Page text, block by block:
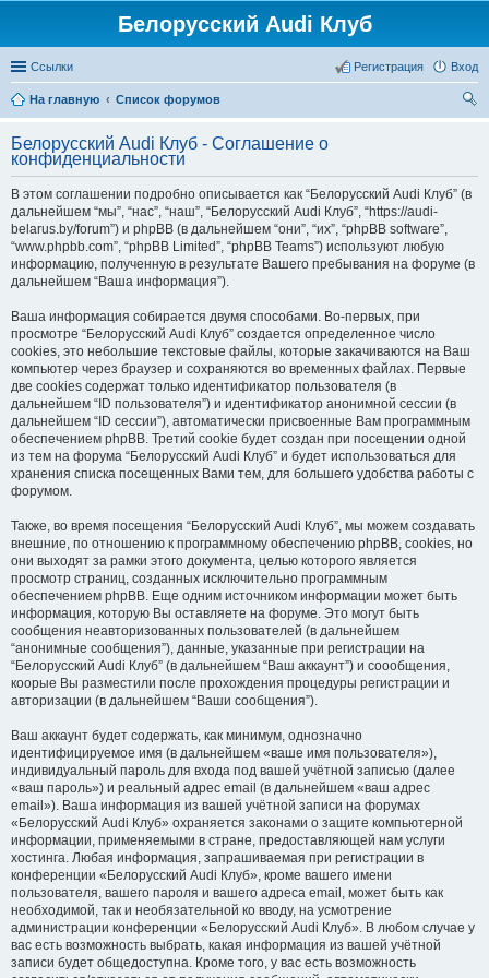
Белорусский Audi Клуб
Ссылки Вход
Регистрация
На главную
Список форумов
Белорусский Audi Клуб - Соглашение о
конфиденциальности
В этом соглашении подробно описывается как “Белорусский Audi Клуб” (в
дальнейшем “мы”, “нас”, “наш”, “Белорусский Audi Клуб”, “https://audi-
belarus.by/forum”) и phpBB (в дальнейшем “они”, “их”, “phpBB software”,
“www.phpbb.com”, “phpBB Limited”, “phpBB Teams”) используют любую
информацию, полученную в результате Вашего пребывания на форуме (в
дальнейшем “Ваша информация”).
Ваша информация собирается двумя способами. Во-первых, при
просмотре “Белорусский Audi Клуб” создается определенное число
cookies, это небольшие текстовые файлы, которые закачиваются на Ваш
компьютер через браузер и сохраняются во временных файлах. Первые
две cookies содержат только идентификатор пользователя (в
дальнейшем “ID пользователя”) и идентификатор анонимной сессии (в
дальнейшем “ID сессии”), автоматически присвоенные Вам программным
обеспечением phpBB. Третий cookie будет создан при посещении одной
из тем на форума “Белорусский Audi Клуб” и будет использоваться для
хранения списка посещенных Вами тем, для большего удобства работы с
форумом.
Также, во время посещения “Белорусский Audi Клуб”, мы можем создавать
внешние, по отношению к программному обеспечению phpBB, cookies, но
они выходят за рамки этого документа, целью которого является
просмотр страниц, созданных исключительно программным
обеспечением phpBB. Еще одним источником информации может быть
информация, которую Вы оставляете на форуме. Это могут быть
сообщения неавторизованных пользователей (в дальнейшем
“анонимные сообщения”), данные, указанные при регистрации на
“Белорусский Audi Клуб” (в дальнейшем “Ваш аккаунт”) и соообщения,
коорые Вы разместили после прохождения процедуры регистрации и
авторизации (в дальнейшем “Ваши сообщения”).
Ваш аккаунт будет содержать, как минимум, однозначно
идентифицируемое имя (в дальнейшем «ваше имя пользователя»),
индивидуальный пароль для входа под вашей учётной записью (далее
«ваш пароль») и реальный адрес email (в дальнейшем «ваш адрес
email»). Ваша информация из вашей учётной записи на форумах
«Белорусский Audi Клуб» охраняется законами о защите компьютерной
информации, применяемыми в стране, предоставляющей нам услуги
хостинга. Любая информация, запрашиваемая при регистрации в
конференции «Белорусский Audi Клуб», кроме вашего имени
пользователя, вашего пароля и вашего адреса email, может быть как
необходимой, так и необязательной ко вводу, на усмотрение
администрации конференции «Белорусский Audi Клуб». В любом случае у
вас есть возможность выбрать, какая информация из вашей учётной
записи будет общедоступна. Кроме того, у вас есть возможность